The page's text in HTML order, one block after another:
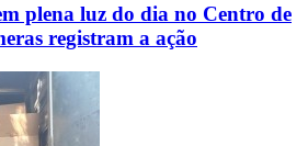
plena luz do dia no Centro de
registram a ação